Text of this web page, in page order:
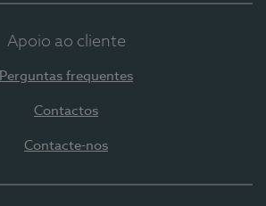
Apoio ao cliente
Perguntas frequentes
Contactos
Contacte-nos